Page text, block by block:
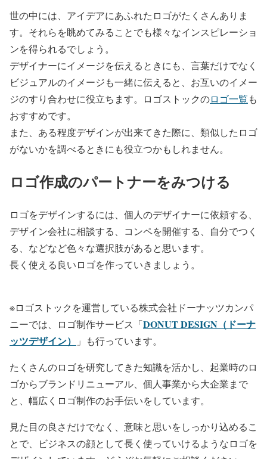
世の中には、アイデアにあふれたロゴがたくさんありま
す。それらを眺めてみることでも様々なインスピレーショ
ンを得られるでしょう。
デザイナーにイメージを伝えるときにも、言葉だけでなく
ビジュアルのイメージも一緒に伝えると、お互いのイメー
ジのすり合わせに役立ちます。ロゴストックのロゴ一覧も
おすすめです。
また、ある程度デザインが出来てきた際に、類似したロゴ
がないかを調べるときにも役立つかもしれません。
ロゴ作成のパートナーをみつける
ロゴをデザインするには、個人のデザイナーに依頼する、
デザイン会社に相談する、コンペを開催する、自分でつく
る、などなど色々な選択肢があると思います。
長く使える良いロゴを作っていきましょう。
※ロゴストックを運営している株式会社ドーナッツカンパ
ニーでは、ロゴ制作サービス「DONUT DESIGN（ドーナ
ッツデザイン）
」も行っています。
たくさんのロゴを研究してきた知識を活かし、起業時のロ
ゴからブランドリニューアル、個人事業から大企業まで
と、幅広くロゴ制作のお手伝いをしています。
見た目の良さだけでなく、意味と思いをしっかり込めるこ
とで、ビジネスの顔として長く使っていけるようなロゴを